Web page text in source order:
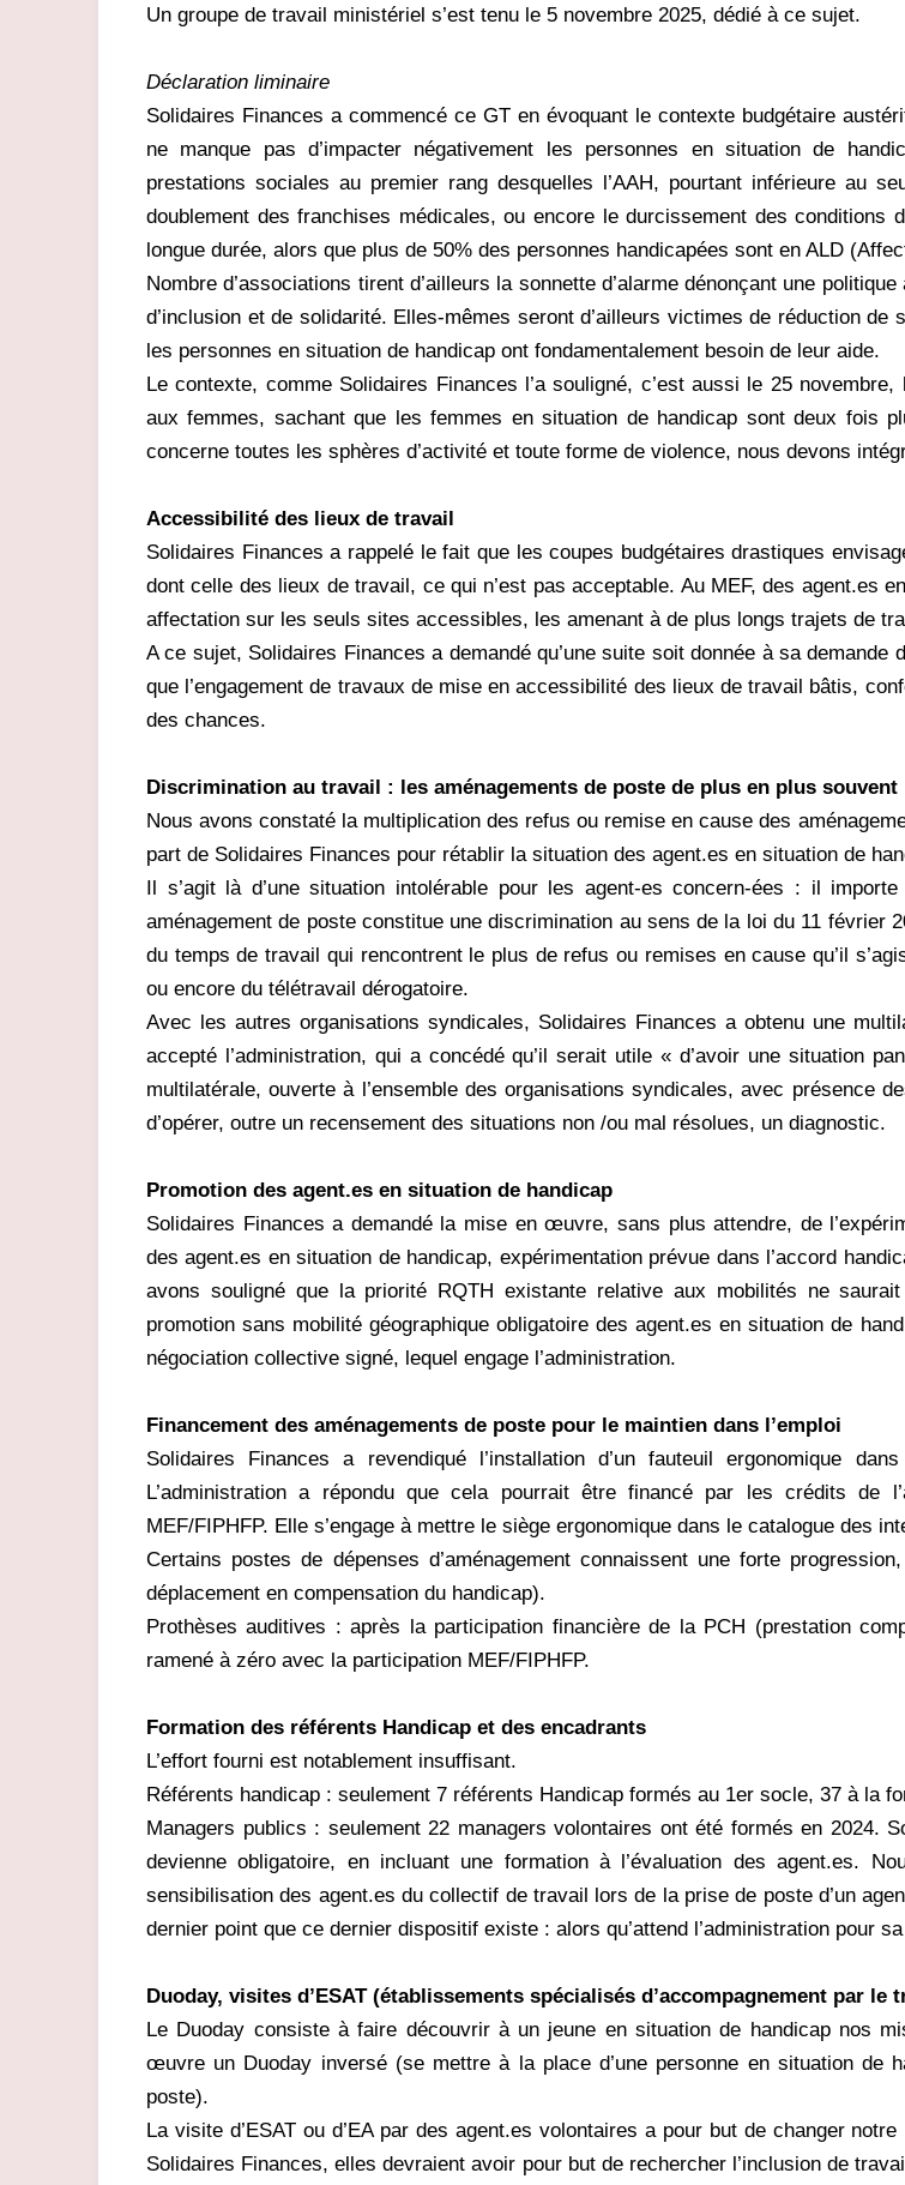
Un groupe de travail ministériel s’est tenu le 5 novembre 2025, dédié à ce sujet.
Déclaration liminaire
Solidaires Finances a commencé ce GT en évoquant le contexte budgétaire
ne manque pas d’impacter négativement les personnes en situation de
prestations sociales au premier rang desquelles l’AAH, pourtant inférieure au
doublement des franchises médicales, ou encore le durcissement des conditions
longue durée, alors que plus de 50% des personnes handicapées sont en ALD
Nombre d’associations tirent d’ailleurs la sonnette d’alarme dénonçant une
d’inclusion et de solidarité. Elles-mêmes seront d’ailleurs victimes de réduction de
les personnes en situation de handicap ont fondamentalement besoin de leur aide.
Le contexte, comme Solidaires Finances l’a souligné, c’est aussi le 25
aux femmes, sachant que les femmes en situation de handicap sont deux fois
concerne toutes les sphères d’activité et toute forme de violence, nous devons
Accessibilité des lieux de travail
Solidaires Finances a rappelé le fait que les coupes budgétaires drastiques
dont celle des lieux de travail, ce qui n’est pas acceptable. Au MEF, des agent.es
affectation sur les seuls sites accessibles, les amenant à de plus longs trajets de
A ce sujet, Solidaires Finances a demandé qu’une suite soit donnée à sa
que l’engagement de travaux de mise en accessibilité des lieux de travail bâtis,
des chances.
Discrimination au travail : les aménagements de poste de plus en plus souvent
Nous avons constaté la multiplication des refus ou remise en cause des
part de Solidaires Finances pour rétablir la situation des agent.es en situation de
Il s’agit là d’une situation intolérable pour les agent-es concern-ées : il
aménagement de poste constitue une discrimination au sens de la loi du 11 février
du temps de travail qui rencontrent le plus de refus ou remises en cause qu’il
ou encore du télétravail dérogatoire.
Avec les autres organisations syndicales, Solidaires Finances a obtenu une
accepté l’administration, qui a concédé qu’il serait utile « d’avoir une situation
multilatérale, ouverte à l’ensemble des organisations syndicales, avec présence
d’opérer, outre un recensement des situations non /ou mal résolues, un diagnostic.
Promotion des agent.es en situation de handicap
Solidaires Finances a demandé la mise en œuvre, sans plus attendre, de
des agent.es en situation de handicap, expérimentation prévue dans l’accord
avons souligné que la priorité RQTH existante relative aux mobilités ne
promotion sans mobilité géographique obligatoire des agent.es en situation de
négociation collective signé, lequel engage l’administration.
Financement des aménagements de poste pour le maintien dans l’emploi
Solidaires Finances a revendiqué l’installation d’un fauteuil ergonomique
L’administration a répondu que cela pourrait être financé par les crédits de
MEF/FIPHFP. Elle s’engage à mettre le siège ergonomique dans le catalogue des
Certains postes de dépenses d’aménagement connaissent une forte
déplacement en compensation du handicap).
Prothèses auditives : après la participation financière de la PCH (prestation
ramené à zéro avec la participation MEF/FIPHFP.
Formation des référents Handicap et des encadrants
L’effort fourni est notablement insuffisant.
Référents handicap : seulement 7 référents Handicap formés au 1er socle, 37 à la
Managers publics : seulement 22 managers volontaires ont été formés en 2024.
devienne obligatoire, en incluant une formation à l’évaluation des agent.es.
sensibilisation des agent.es du collectif de travail lors de la prise de poste d’un
dernier point que ce dernier dispositif existe : alors qu’attend l’administration pour
Duoday, visites d’ESAT (établissements spécialisés d’accompagnement par le
Le Duoday consiste à faire découvrir à un jeune en situation de handicap nos
œuvre un Duoday inversé (se mettre à la place d’une personne en situation de
poste).
La visite d’ESAT ou d’EA par des agent.es volontaires a pour but de changer
Solidaires Finances, elles devraient avoir pour but de rechercher l’inclusion de